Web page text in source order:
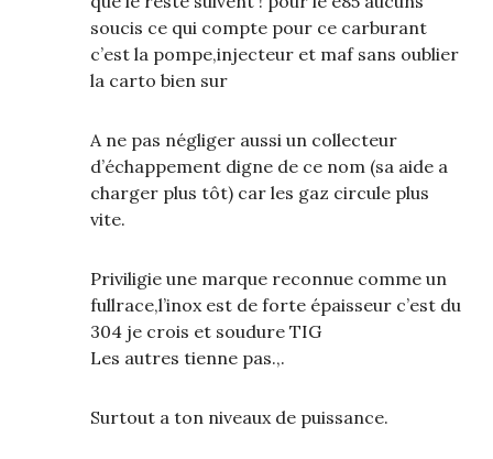
soucis ce qui compte pour ce carburant
c’est la pompe,injecteur et maf sans oublier
la carto bien sur
A ne pas négliger aussi un collecteur
d’échappement digne de ce nom (sa aide a
charger plus tôt) car les gaz circule plus
vite.
Priviligie une marque reconnue comme un
fullrace,l’inox est de forte épaisseur c’est du
304 je crois et soudure TIG
Les autres tienne pas.,.
Surtout a ton niveaux de puissance.